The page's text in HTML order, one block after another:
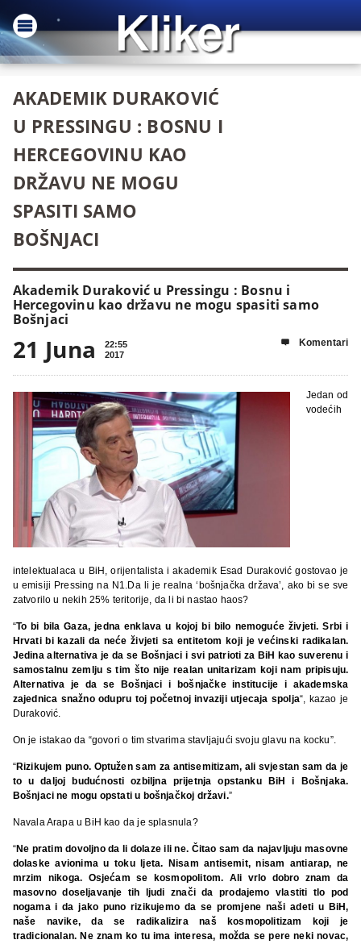
AKADEMIK DURAKOVIĆ
U PRESSINGU : BOSNU I
HERCEGOVINU KAO
DRŽAVU NE MOGU
SPASITI SAMO
BOŠNJACI
Akademik Duraković u Pressingu : Bosnu i
Hercegovinu kao državu ne mogu spasiti samo
Bošnjaci
21 Juna
22:55
2017
 Komentari
Jedan od
vodećih
intelektualaca u BiH, orijentalista i akademik Esad Duraković gostovao je
u emisiji Pressing na N1.Da li je realna ‘bošnjačka država’, ako bi se sve
zatvorilo u nekih 25% teritorije, da li bi nastao haos?
“To bi bila Gaza, jedna enklava u kojoj bi bilo nemoguće živjeti. Srbi i
Hrvati bi kazali da neće živjeti sa entitetom koji je većinski radikalan.
Jedina alternativa je da se Bošnjaci i svi patrioti za BiH kao suverenu i
samostalnu zemlju s tim što nije realan unitarizam koji nam pripisuju.
Alternativa je da se Bošnjaci i bošnjačke institucije i akademska
zajednica snažno odupru toj početnoj invaziji utjecaja spolja“, kazao je
Duraković.
On je istakao da “govori o tim stvarima stavljajući svoju glavu na kocku”.
“Rizikujem puno. Optužen sam za antisemitizam, ali svjestan sam da je
to u daljoj budućnosti ozbiljna prijetnja opstanku BiH i Bošnjaka.
Bošnjaci ne mogu opstati u bošnjačkoj državi.”
Navala Arapa u BiH kao da je splasnula?
“Ne pratim dovoljno da li dolaze ili ne. Čitao sam da najavljuju masovne
dolaske avionima u toku ljeta. Nisam antisemit, nisam antiarap, ne
mrzim nikoga. Osjećam se kosmopolitom. Ali vrlo dobro znam da
masovno doseljavanje tih ljudi znači da prodajemo vlastiti tlo pod
nogama i da jako puno rizikujemo da se promjene naši adeti u BiH,
naše navike, da se radikalizira naš kosmopolitizam koji je
tradicionalan. Ne znam ko tu ima interesa, možda se pere neki novac,